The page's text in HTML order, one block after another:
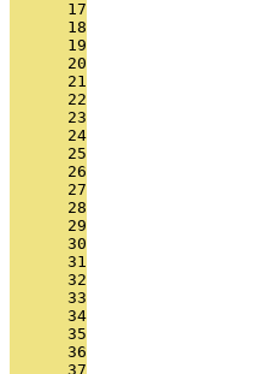
      17
      18
      19
      20
      21
      22
      23
      24
      25
      26
      27
      28
      29
      30
      31
      32
      33
      34
      35
      36
      37